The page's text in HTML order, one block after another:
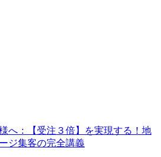
へ：【受注３倍】を実現する！地
ジ集客の完全講義